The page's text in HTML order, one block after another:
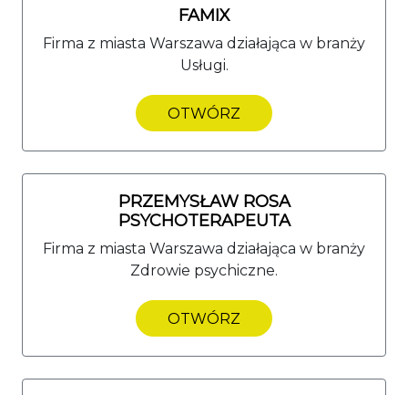
FAMIX
Firma z miasta Warszawa działająca w branży
Usługi.
OTWÓRZ
PRZEMYSŁAW ROSA
PSYCHOTERAPEUTA
Firma z miasta Warszawa działająca w branży
Zdrowie psychiczne.
OTWÓRZ